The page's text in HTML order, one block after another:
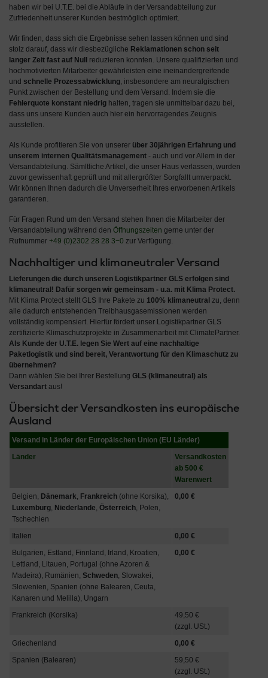
haben wir bei U.T.E. bei die Abläufe in der Versandabteilung zur
Zufriedenheit unserer Kunden bestmöglich optimiert.
Wir finden, dass sich die Ergebnisse sehen lassen können und sind
stolz darauf, dass wir diesbezügliche Reklamationen schon seit
langer Zeit fast auf Null
reduzieren konnten. Unsere qualifizierten und
hochmotivierten Mitarbeiter gewährleisten eine ineinandergreifende
und schnelle Prozessabwicklung, insbesondere am neuralgischen
Punkt zwischen der Bestellung und dem Versand. Indem sie die
Fehlerquote konstant niedrig halten, tragen sie unmittelbar dazu bei,
dass uns unsere Kunden auch hier ein hervorragendes Zeugnis
ausstellen.
Als Kunde profitieren Sie von unserer über 30jährigen Erfahrung und
unserem internen Qualitätsmanagement - auch und vor Allem in der
Versandabteilung. Sämltliche Artikel, die unser Haus verlassen, wurden
zuvor gewissenhaft geprüft und mit allergrößter Sorgfallt umverpackt.
Wir können Ihnen dadurch die Unverserheit Ihres erworbenen Artikels
garantieren.
Für Fragen Rund um den Versand stehen Ihnen die Mitarbeiter der
Versandabteilung während den Öffnungszeiten gerne unter der
Rufnummer +49 (0)2302 28 28 3−0 zur Verfügung.
Nachhaltiger und klimaneutraler Versand
Lieferungen die durch unseren Logistikpartner GLS erfolgen sind
klimaneutral ! Dafür sorgen wir gemeinsam - u.a. mit Klima Protect.
Mit Klima Protect stellt GLS Ihre Pakete zu 100% klimaneutral zu, denn
alle dadurch entstehenden Treibhausgasemissionen werden
vollständig kompensiert. Hierfür fördert unser Logistikpartner GLS
zertifizierte Klimaschutzprojekte in Zusammenarbeit mit ClimatePartner.
Als Kunde der U.T.E. legen Sie Wert auf eine nachhaltige
Paketlogistik und sind bereit, Verantwortung für den Klimaschutz zu
übernehmen?
Dann wählen Sie bei Ihrer Bestellung GLS (klimaneutral) als
Versandart aus!
Übersicht der Versandkosten ins europäische
Ausland
Versand in Länder der Europäischen Union (EU Länder)
Länder
Versandkosten
ab 500 €
Warenwert
Belgien, Dänemark, Frankreich (ohne Korsika),
Luxemburg, Niederlande, Österreich, Polen,
Tschechien
0,00 €
Italien
0,00 €
Bulgarien, Estland, Finnland, Irland, Kroatien,
Lettland, Litauen, Portugal (ohne Azoren &
Madeira), Rumänien, Schweden, Slowakei,
Slowenien, Spanien (ohne Balearen, Ceuta,
Kanaren und Melilla), Ungarn
0,00 €
Frankreich (Korsika)
49,50 €
(zzgl. USt.)
Griechenland
0,00 €
Spanien (Balearen)
59,50 €
(zzgl. USt.)